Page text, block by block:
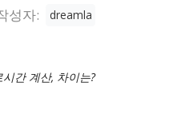
성자: dreamla
간 계산, 차이는?